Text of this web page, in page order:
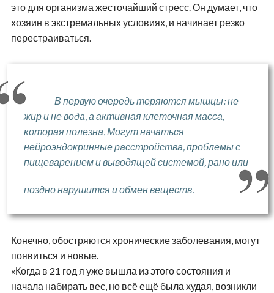
это для организма жесточайший стресс. Он думает, что
хозяин в экстремальных условиях, и начинает резко
перестраиваться.
В первую очередь теряются мышцы: не
жир и не вода, а активная клеточная масса,
которая полезна. Могут начаться
нейроэндокринные расстройства, проблемы с
пищеварением и выводящей системой, рано или
поздно нарушится и обмен веществ.
Конечно, обостряются хронические заболевания, могут
появиться и новые.
«Когда в 21 год я уже вышла из этого состояния и
начала набирать вес, но всё ещё была худая, возникли